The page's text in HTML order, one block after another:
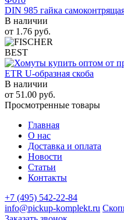
DIN 985 гайка
В наличии
от 1.76 руб.
BEST
ETR U-образная скоба
В наличии
от 51.00 руб.
Просмотренные товары
Главная
О нас
Доставка и оплата
Новости
Статьи
Контакты
+7 (495) 542-22-84
info@pickup-komplekt.ru